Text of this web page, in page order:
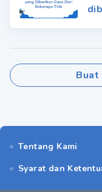
Buat
Tentang Kami
Syarat dan